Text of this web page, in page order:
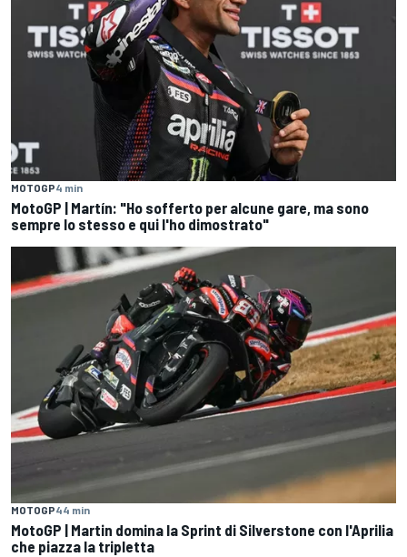
MOTOGP4 min
MotoGP | Martín: "Ho sofferto per alcune gare, ma sono
sempre lo stesso e qui l'ho dimostrato"
MOTOGP44 min
MotoGP | Martin domina la Sprint di Silverstone con l'Aprilia
che piazza la tripletta